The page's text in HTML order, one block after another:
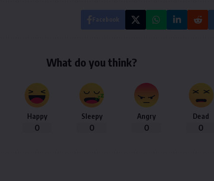
Facebook
What do you think?
Happy
0
Sleepy
0
Angry
0
Dead
0